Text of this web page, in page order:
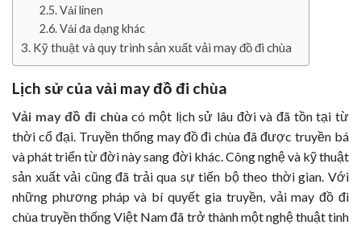
Vải linen
Vải đa dạng khác
Kỹ thuật và quy trình sản xuất vải may đồ đi chùa
Lịch sử của vải may đồ đi chùa
Vải may đồ đi chùa có một lịch sử lâu đời và đã tồn tại từ
thời cổ đại. Truyền thống may đồ đi chùa đã được truyền bá
và phát triển từ đời này sang đời khác. Công nghệ và kỹ thuật
sản xuất vải cũng đã trải qua sự tiến bộ theo thời gian. Với
những phương pháp và bí quyết gia truyền, vải may đồ đi
chùa truyền thống Việt Nam đã trở thành một nghệ thuật tinh